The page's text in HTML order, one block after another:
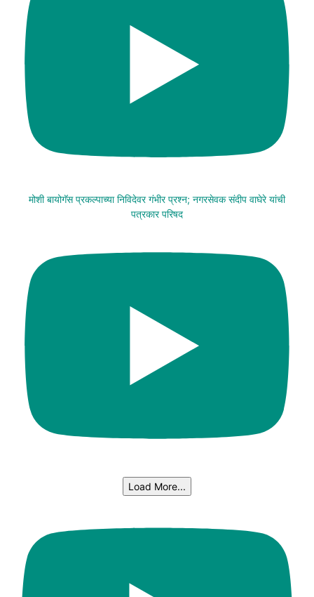
मोशी बायोगॅस प्रकल्पाच्या निविदेवर गंभीर प्रश्न; नगरसेवक संदीप वाघेरे यांची
पत्रकार परिषद
Load More...